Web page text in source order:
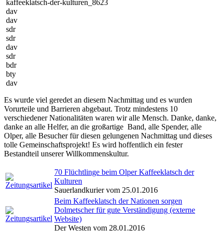
kaffeeklatsch-der-kulturen_8623
dav
dav
sdr
sdr
dav
sdr
bdr
bty
dav
Es wurde viel geredet an diesem Nachmittag und es wurden
Vorurteile und Barrieren abgebaut. Trotz mindestens 10
verschiedener Nationalitäten waren wir alle Mensch. Danke, danke,
danke an alle Helfer, an die großartige Band, alle Spender, alle
Olper, alle Besucher für diesen gelungenen Nachmittag und dieses
tolle Gemeinschaftsprojekt! Es wird hoffentlich ein fester
Bestandteil unserer Willkommenskultur.
70 Flüchtlinge beim Olper Kaffeeklatsch der
Kulturen
Sauerlandkurier vom 25.01.2016
Beim Kaffeeklatsch der Nationen sorgen
Dolmetscher für gute Verständigung (externe
Website)
Der Westen vom 28.01.2016